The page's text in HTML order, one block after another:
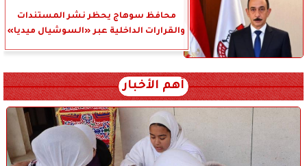
محافظ سوهاج يحظر نشر المستندات
والقرارات الداخلية عبر «السوشيال ميديا»
أهم الأخبار